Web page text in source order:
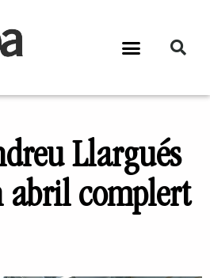
Llargués
abril complert